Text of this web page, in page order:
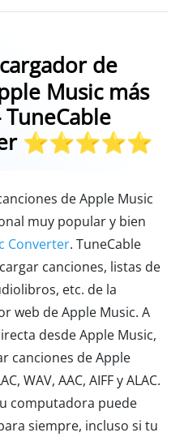
de
Music más
⭐⭐⭐⭐⭐
de Apple Music
muy popular y bien
Converter. TuneCable
canciones, listas de
etc. de la
web de Apple Music. A
desde Apple Music,
canciones de Apple
WAV, AAC, AIFF y ALAC.
computadora puede
siempre, incluso si tu